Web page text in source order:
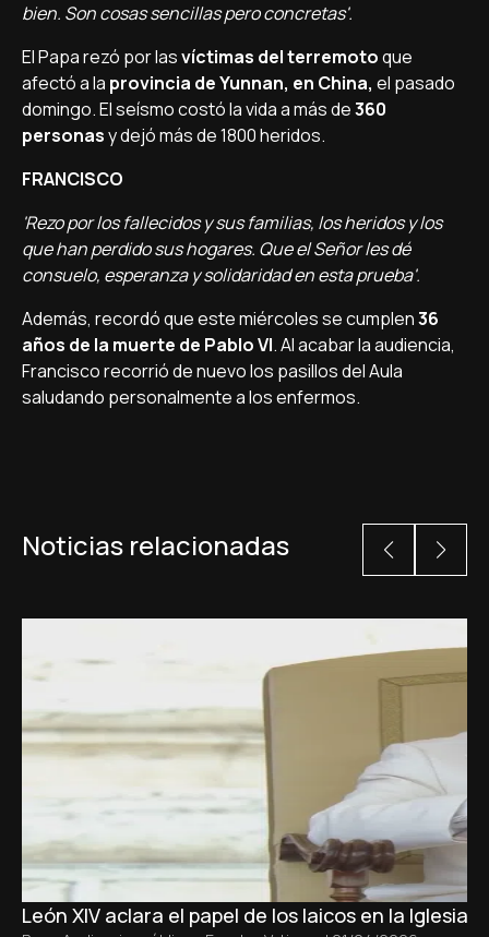
bien. Son cosas sencillas pero concretas'.
El Papa rezó por lasví­ctimas del terremotoque
afectó a la provincia de Yunnan, en China, el pasado
domingo. El seí­smo costó la vida a más de360
personasy dejó más de 1800 heridos.
FRANCISCO
'Rezo por los fallecidos y sus familias, los heridos y los
que han perdido sus hogares. Que el Señor les dé
consuelo, esperanza y solidaridad en esta prueba'.
Además, recordó que este miércoles se cumplen36
años de la muerte de Pablo VI. Al acabar la audiencia,
Francisco recorrió de nuevo los pasillos del Aula
saludando personalmente a los enfermos.
Noticias relacionadas
León XIV aclara el papel de los laicos en la Iglesia